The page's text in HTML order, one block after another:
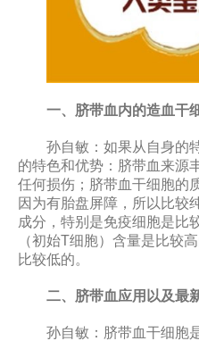
一、脐带血内的造血干
孙自敏：如果从自身的
的特色和优势：脐带血来源
任何损伤；脐带血干细胞的
因为有胎盘屏障，所以比较
成分，特别是免疫细胞是比
（初始T细胞）含量是比较
比较低的。
二、脐带血应用以及最
孙自敏：脐带血干细胞